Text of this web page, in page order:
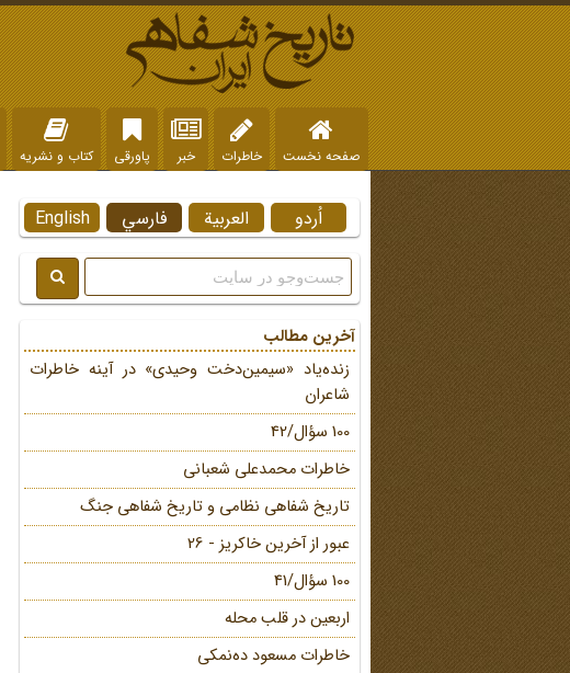
صفحه نخست خاطرات خبر پاورقی کتاب و نشریه
English فارسي العربية اُردو
آخرین مطالب
زنده‌یاد «سیمین‌دخت وحیدی» در آینه خاطرات
شاعران
100 سؤال/42
خاطرات محمد‌علی شعبانی
تاریخ شفاهی نظامی و تاریخ شفاهی جنگ
عبور از آخرین خاکریز - 26
100 سؤال/41
اربعین در قلب محله
خاطرات مسعود ده‌نمکی